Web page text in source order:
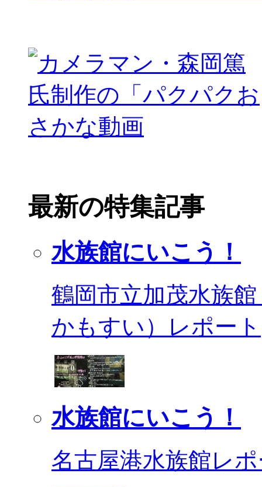
最新の特集記事
水族館にいこう！
鶴岡市立加茂水族
かもすい）レポート
水族館にいこう！
名古屋港水族館レ